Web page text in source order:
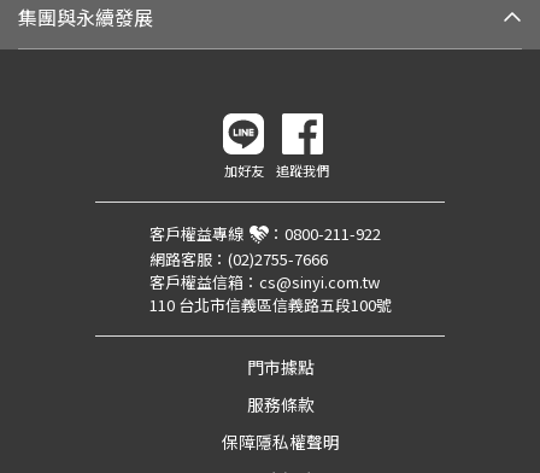
集團與永續發展
加好友 追蹤我們
客戶權益專線 ： 0800-211-922
網路客服： (02)2755-7666
客戶權益信箱： cs@sinyi.com.tw
110 台北市信義區信義路五段100號
門市據點
服務條款
保障隱私權聲明